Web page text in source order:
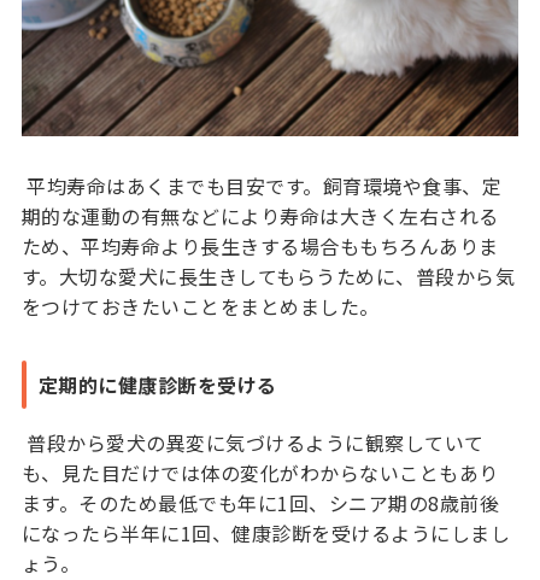
平均寿命はあくまでも目安です。飼育環境や食事、定
期的な運動の有無などにより寿命は大きく左右される
ため、平均寿命より長生きする場合ももちろんありま
す。大切な愛犬に長生きしてもらうために、普段から気
をつけておきたいことをまとめました。
定期的に健康診断を受ける
普段から愛犬の異変に気づけるように観察していて
も、見た目だけでは体の変化がわからないこともあり
ます。そのため最低でも年に1回、シニア期の8歳前後
になったら半年に1回、健康診断を受けるようにしまし
ょう。